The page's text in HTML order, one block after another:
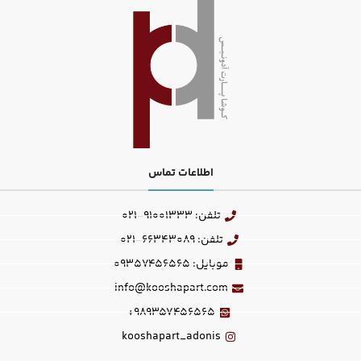
اطلاعات تماس
تلفن: 91001333-021
تلفن: 66343089-021
موبایل: 09357456565
info@kooshapart.com
989357456565+
kooshapart_adonis